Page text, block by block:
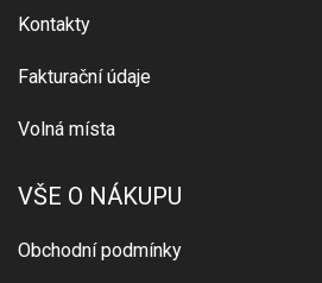
Kontakty
Fakturační údaje
Volná místa
VŠE O NÁKUPU
Obchodní podmínky